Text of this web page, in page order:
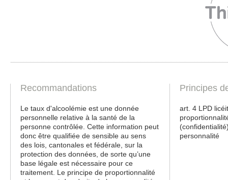
Recommandations
Le taux d'alcoolémie est une donnée
personnelle relative à la santé de la
personne contrôlée. Cette information peut
donc être qualifiée de sensible au sens
des lois, cantonales et fédérale, sur la
protection des données, de sorte qu’une
base légale est nécessaire pour ce
traitement. Le principe de proportionnalité
Principes
art. 4 LPD
personnalité